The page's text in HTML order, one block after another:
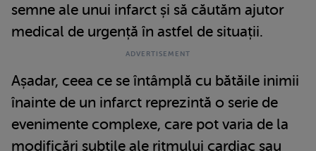
semne ale unui infarct și să căutăm ajutor
medical de urgență în astfel de situații.
Așadar, ceea ce se întâmplă cu bătăile inimii
înainte de un infarct reprezintă o serie de
evenimente complexe, care pot varia de la
modificări subtile ale ritmului cardiac sau